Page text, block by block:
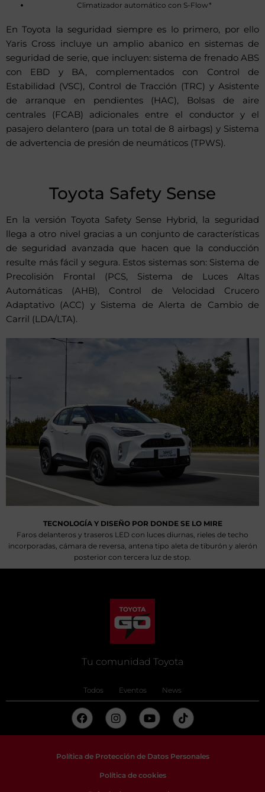
Climatizador automático con S-Flow*
En Toyota la seguridad siempre es lo primero, por ello
Yaris Cross incluye un amplio abanico en sistemas de
seguridad de serie, que incluyen: sistema de frenado ABS
con EBD y BA, complementados con Control de
Estabilidad (VSC), Control de Tracción (TRC) y Asistente
de arranque en pendientes (HAC), Bolsas de aire
centrales (FCAB) adicionales entre el conductor y el
pasajero delantero (para un total de 8 airbags) y Sistema
de advertencia de presión de neumáticos (TPWS).
Toyota Safety Sense
En la versión Toyota Safety Sense Hybrid, la seguridad
llega a otro nivel gracias a un conjunto de características
de seguridad avanzada que hacen que la conducción
resulte más fácil y segura. Estos sistemas son: Sistema de
Precolisión Frontal (PCS, Sistema de Luces Altas
Automáticas (AHB), Control de Velocidad Crucero
Adaptativo (ACC) y Sistema de Alerta de Cambio de
Carril (LDA/LTA).
TECNOLOGÍA Y DISEÑO POR DONDE SE LO MIRE
Faros delanteros y traseros LED con luces diurnas, rieles de techo
incorporadas, cámara de reversa, antena tipo aleta de tiburón y alerón
posterior con tercera luz de stop.
Tu comunidad Toyota
Todos Eventos News
Política de Protección de Datos Personales
Política de cookies